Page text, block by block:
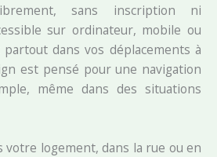
sans inscription ni
sur ordinateur, mobile ou
dans vos déplacements à
est pensé pour une navigation
même dans des situations
votre logement, dans la rue ou en